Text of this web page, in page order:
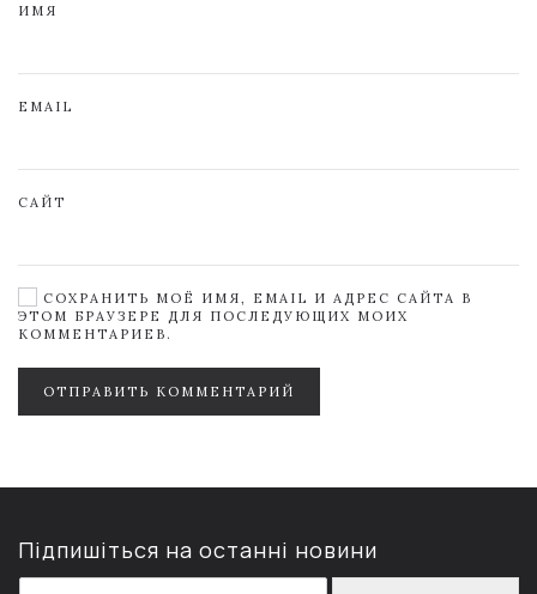
ИМЯ
EMAIL
САЙТ
СОХРАНИТЬ МОЁ ИМЯ, EMAIL И АДРЕС САЙТА В
ЭТОМ БРАУЗЕРЕ ДЛЯ ПОСЛЕДУЮЩИХ МОИХ
КОММЕНТАРИЕВ.
ОТПРАВИТЬ КОММЕНТАРИЙ
Підпишіться на останні новини